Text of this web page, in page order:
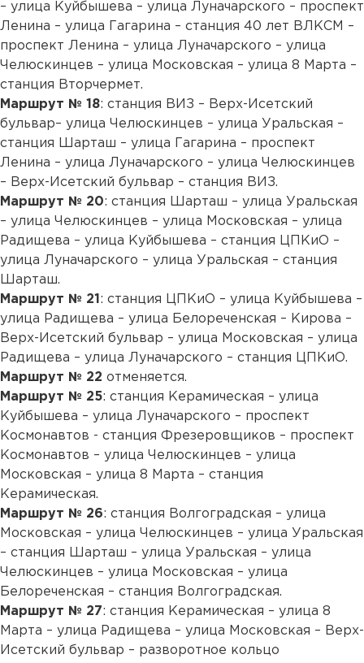
– улица Куйбышева – улица Луначарского – проспект
Ленина – улица Гагарина – станция 40 лет ВЛКСМ –
проспект Ленина – улица Луначарского – улица
Челюскинцев – улица Московская – улица 8 Марта –
станция Вторчермет.
Маршрут № 18: станция ВИЗ – Верх-Исетский
бульвар– улица Челюскинцев – улица Уральская –
станция Шарташ – улица Гагарина – проспект
Ленина – улица Луначарского – улица Челюскинцев
– Верх-Исетский бульвар – станция ВИЗ.
Маршрут № 20: станция Шарташ – улица Уральская
– улица Челюскинцев – улица Московская – улица
Радищева – улица Куйбышева – станция ЦПКиО –
улица Луначарского – улица Уральская – станция
Шарташ.
Маршрут № 21 : станция ЦПКиО – улица Куйбышева –
улица Радищева – улица Белореченская – Кирова –
Верх-Исетский бульвар – улица Московская – улица
Радищева – улица Луначарского – станция ЦПКиО.
Маршрут № 22 отменяется.
Маршрут № 25: станция Керамическая – улица
Куйбышева – улица Луначарского – проспект
Космонавтов - станция Фрезеровщиков – проспект
Космонавтов – улица Челюскинцев – улица
Московская – улица 8 Марта – станция
Керамическая.
Маршрут № 26: станция Волгоградская – улица
Московская – улица Челюскинцев – улица Уральская
– станция Шарташ – улица Уральская – улица
Челюскинцев – улица Московская – улица
Белореченская – станция Волгоградская.
Маршрут № 27: станция Керамическая – улица 8
Марта – улица Радищева – улица Московская – Верх-
Исетский бульвар – разворотное кольцо